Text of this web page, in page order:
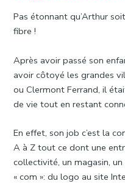
Pas étonnant qu’Arthur
fibre !
Après avoir passé son
avoir côtoyé les grandes
ou Clermont Ferrand, il
de vie tout en restant
En effet, son job c’est la
A à Z tout ce dont une
collectivité, un magasin,
« com »: du logo au site